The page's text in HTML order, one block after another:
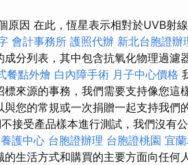
原因 在此，恆星表示相對於UVB射
會計事務所 護照代辦 新北台胞證辦
成分列表，其中包含抗氧化物理過濾
餐點外燴 白內障手術 月子中心價格
來源的事務，我們需要支持像您這
您的常規或一次捐贈一起支持我們
接受產品樣本進行測試，我們沒有
養護中心 台胞證辦理 台胞證桃園 宜
生活方式和購買的主要方面向任何